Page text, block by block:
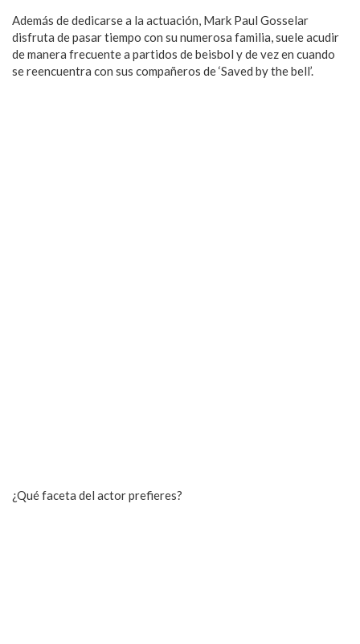
Además de dedicarse a la actuación, Mark Paul Gosselar
disfruta de pasar tiempo con su numerosa familia, suele acudir
de manera frecuente a partidos de beisbol y de vez en cuando
se reencuentra con sus compañeros de ‘Saved by the bell’.
¿Qué faceta del actor prefieres?